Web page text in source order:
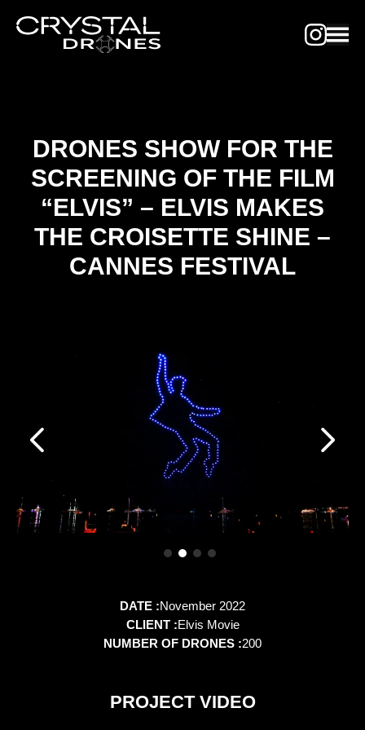
DRONES SHOW FOR THE
SCREENING OF THE FILM
“ELVIS” – ELVIS MAKES
THE CROISETTE SHINE –
CANNES FESTIVAL
DATE :November 2022
CLIENT :Elvis Movie
NUMBER OF DRONES :200
PROJECT VIDEO